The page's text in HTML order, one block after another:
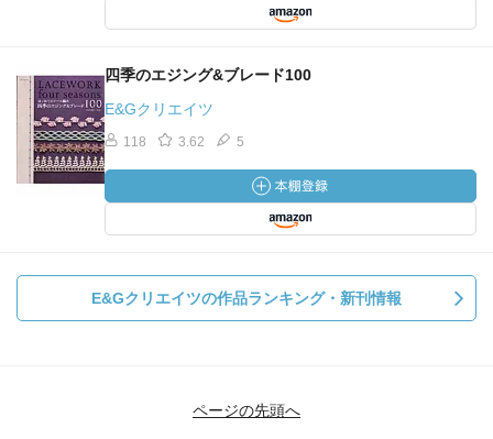
四季のエジング&ブレード100
E&Gクリエイツ
118 3.62 5
E&Gクリエイツの作品ランキング・新刊情報
ページの先頭へ